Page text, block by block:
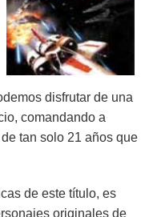
disfrutar de una
comandando a
tan solo 21 años que
de este título, es
originales de